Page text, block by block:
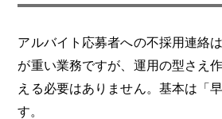
アルバイト応募者への不採用連絡
が重い業務ですが、運用の型さえ
える必要はありません。 基本は「
す。